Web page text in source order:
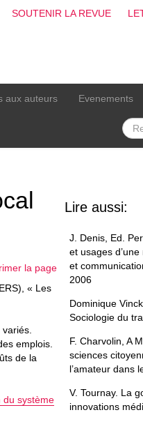
SOUTENIR LA REVUE
aux auteurs Evenements
la page
« Les
emplois.
de la
du système
Lire aussi:
J. Denis, Ed.
et usages
et
2006
Dominique
Sociologie du
F. Charvolin, A
sciences
l’amateur dans
V. Tournay. La
innovations